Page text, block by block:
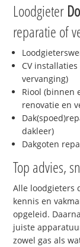
Loodgieter
reparatie of
CV
vervanging)
Riool (binnen
renovatie en
dakleer)
Dakgoten
Top advies,
Alle loodgieters
kennis en
opgeleid.
juiste
zowel gas als